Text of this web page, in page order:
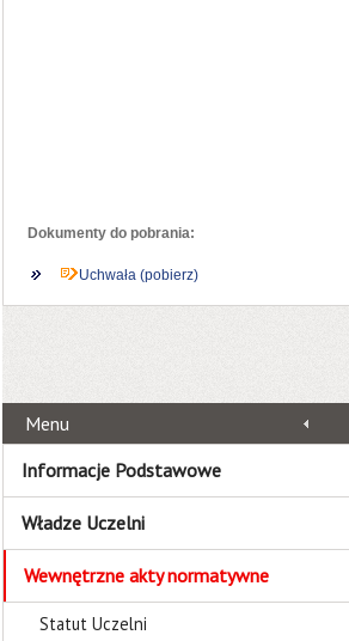
Dokumenty do pobrania:
Uchwała (pobierz)
Menu
Informacje Podstawowe
Władze Uczelni
Wewnętrzne akty normatywne
Statut Uczelni